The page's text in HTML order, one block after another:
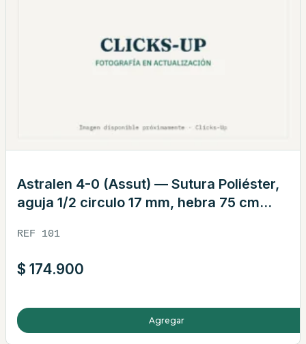
Astralen 4-0 (Assut) — Sutura Poliéster,
aguja 1/2 circulo 17 mm, hebra 75 cm
REF 101
$ 174.900
Agregar